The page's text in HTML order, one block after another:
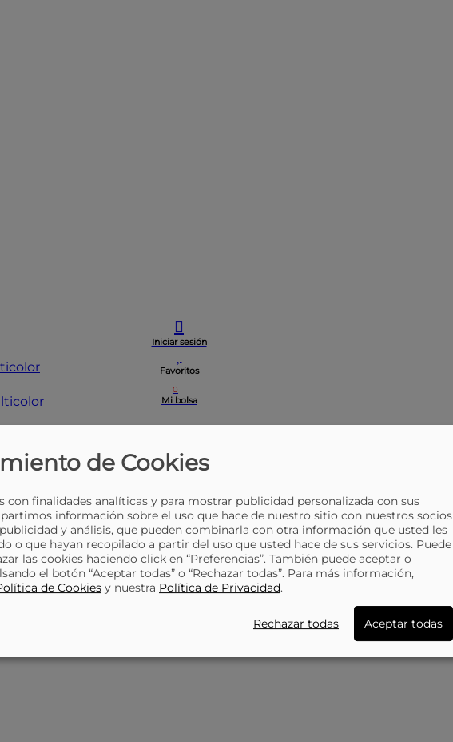
Iniciar sesión
Favoritos
0
Mi bolsa
Y MULTICOLOR
de Cookies
con finalidades analíticas y para mostrar publicidad personalizada con sus
información sobre el uso que hace de nuestro sitio con nuestros socios
y análisis, que pueden combinarla con otra información que usted les
o que hayan recopilado a partir del uso que usted hace de sus servicios. Puede
las cookies haciendo click en “Preferencias”. También puede aceptar o
el botón “Aceptar todas” o “Rechazar todas”. Para más información,
de Cookies y nuestra Política de Privacidad.
Rechazar todas Aceptar todas